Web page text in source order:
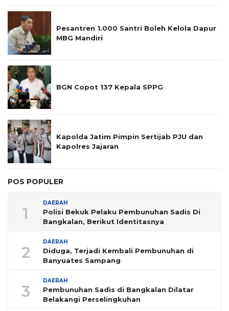
Pesantren 1.000 Santri Boleh Kelola Dapur
MBG Mandiri
BGN Copot 137 Kepala SPPG
Kapolda Jatim Pimpin Sertijab PJU dan
Kapolres Jajaran
POS POPULER
1
DAERAH
Polisi Bekuk Pelaku Pembunuhan Sadis Di
Bangkalan, Berikut Identitasnya
2
DAERAH
Diduga, Terjadi Kembali Pembunuhan di
Banyuates Sampang
3
DAERAH
Pembunuhan Sadis di Bangkalan Dilatar
Belakangi Perselingkuhan